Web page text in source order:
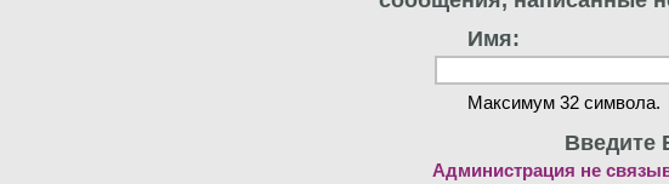
Имя:
Максимум 32 символа.
Введите
Администрация не